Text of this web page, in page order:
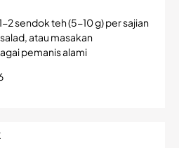
2 sendok teh (5-10 g) per sajian
atau masakan
pemanis alami